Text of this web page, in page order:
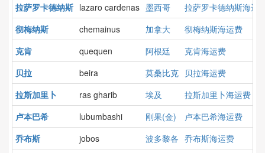
拉萨罗卡德纳斯 lazaro cardenas 墨西哥
拉萨罗卡德纳斯海运
彻梅纳斯
chemainus 加拿大
彻梅纳斯海运费
克肯
quequen 阿根廷
克肯海运费
贝拉
beira 莫桑比克 贝拉海运费
拉斯加里卜
ras gharib 埃及
拉斯加里卜海运费
卢本巴希
lubumbashi 刚果(金)
卢本巴希海运费
乔布斯
jobos 波多黎各 乔布斯海运费